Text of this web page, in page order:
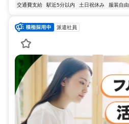
交通費支給
駅近5分以内 土日祝休み 服装自由
派遣社員